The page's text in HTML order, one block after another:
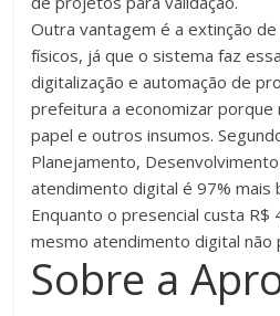
Outra vantagem é a extinção
físicos, já que o sistema faz
digitalização e automação de
prefeitura a economizar porque
papel e outros insumos.
Planejamento,
atendimento digital é 97% mais
Enquanto o presencial custa R$
mesmo atendimento digital não
Sobre a